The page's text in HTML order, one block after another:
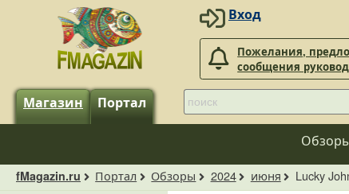
Вход
Пожелания,
сообщения
Магазин Портал
fMagazin.ru Портал Обзоры 2024 июня Lucky